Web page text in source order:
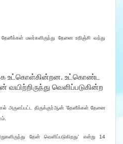
மலர்களிருந்து தேனை உறிஞ்சி வந்து
உட்கொள்கின்றன. உட்கொண்ட
வெளிப்படுகின்ற
அருளப்பட்ட திருக்குர்ஆன் 'தேனீக்கள் தேனை
தேன் வெளிப்படுகிறது' என்று 14